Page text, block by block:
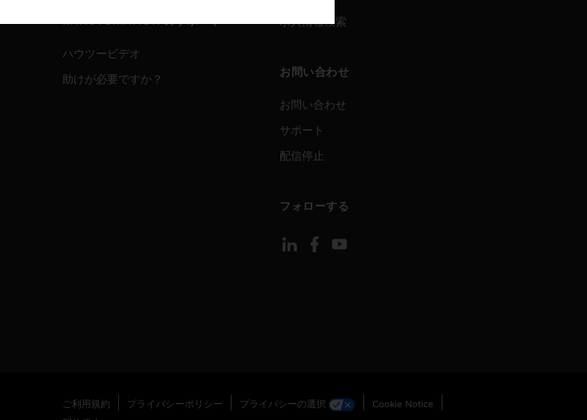
ハウツービデオ
助けが必要ですか？
求人情報検索
お問い合わせ
お問い合わせ
サポート
配信停止
フォローする
ご利用規約 プライバシーポリシー プライバシーの選択
Cookie Notice